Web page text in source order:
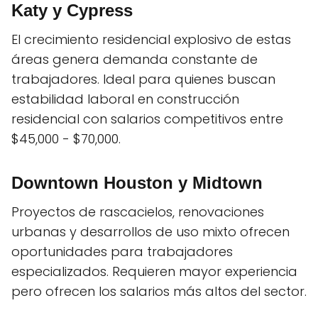
Katy y Cypress
El crecimiento residencial explosivo de estas
áreas genera demanda constante de
trabajadores. Ideal para quienes buscan
estabilidad laboral en construcción
residencial con salarios competitivos entre
$45,000 - $70,000.
Downtown Houston y Midtown
Proyectos de rascacielos, renovaciones
urbanas y desarrollos de uso mixto ofrecen
oportunidades para trabajadores
especializados. Requieren mayor experiencia
pero ofrecen los salarios más altos del sector.